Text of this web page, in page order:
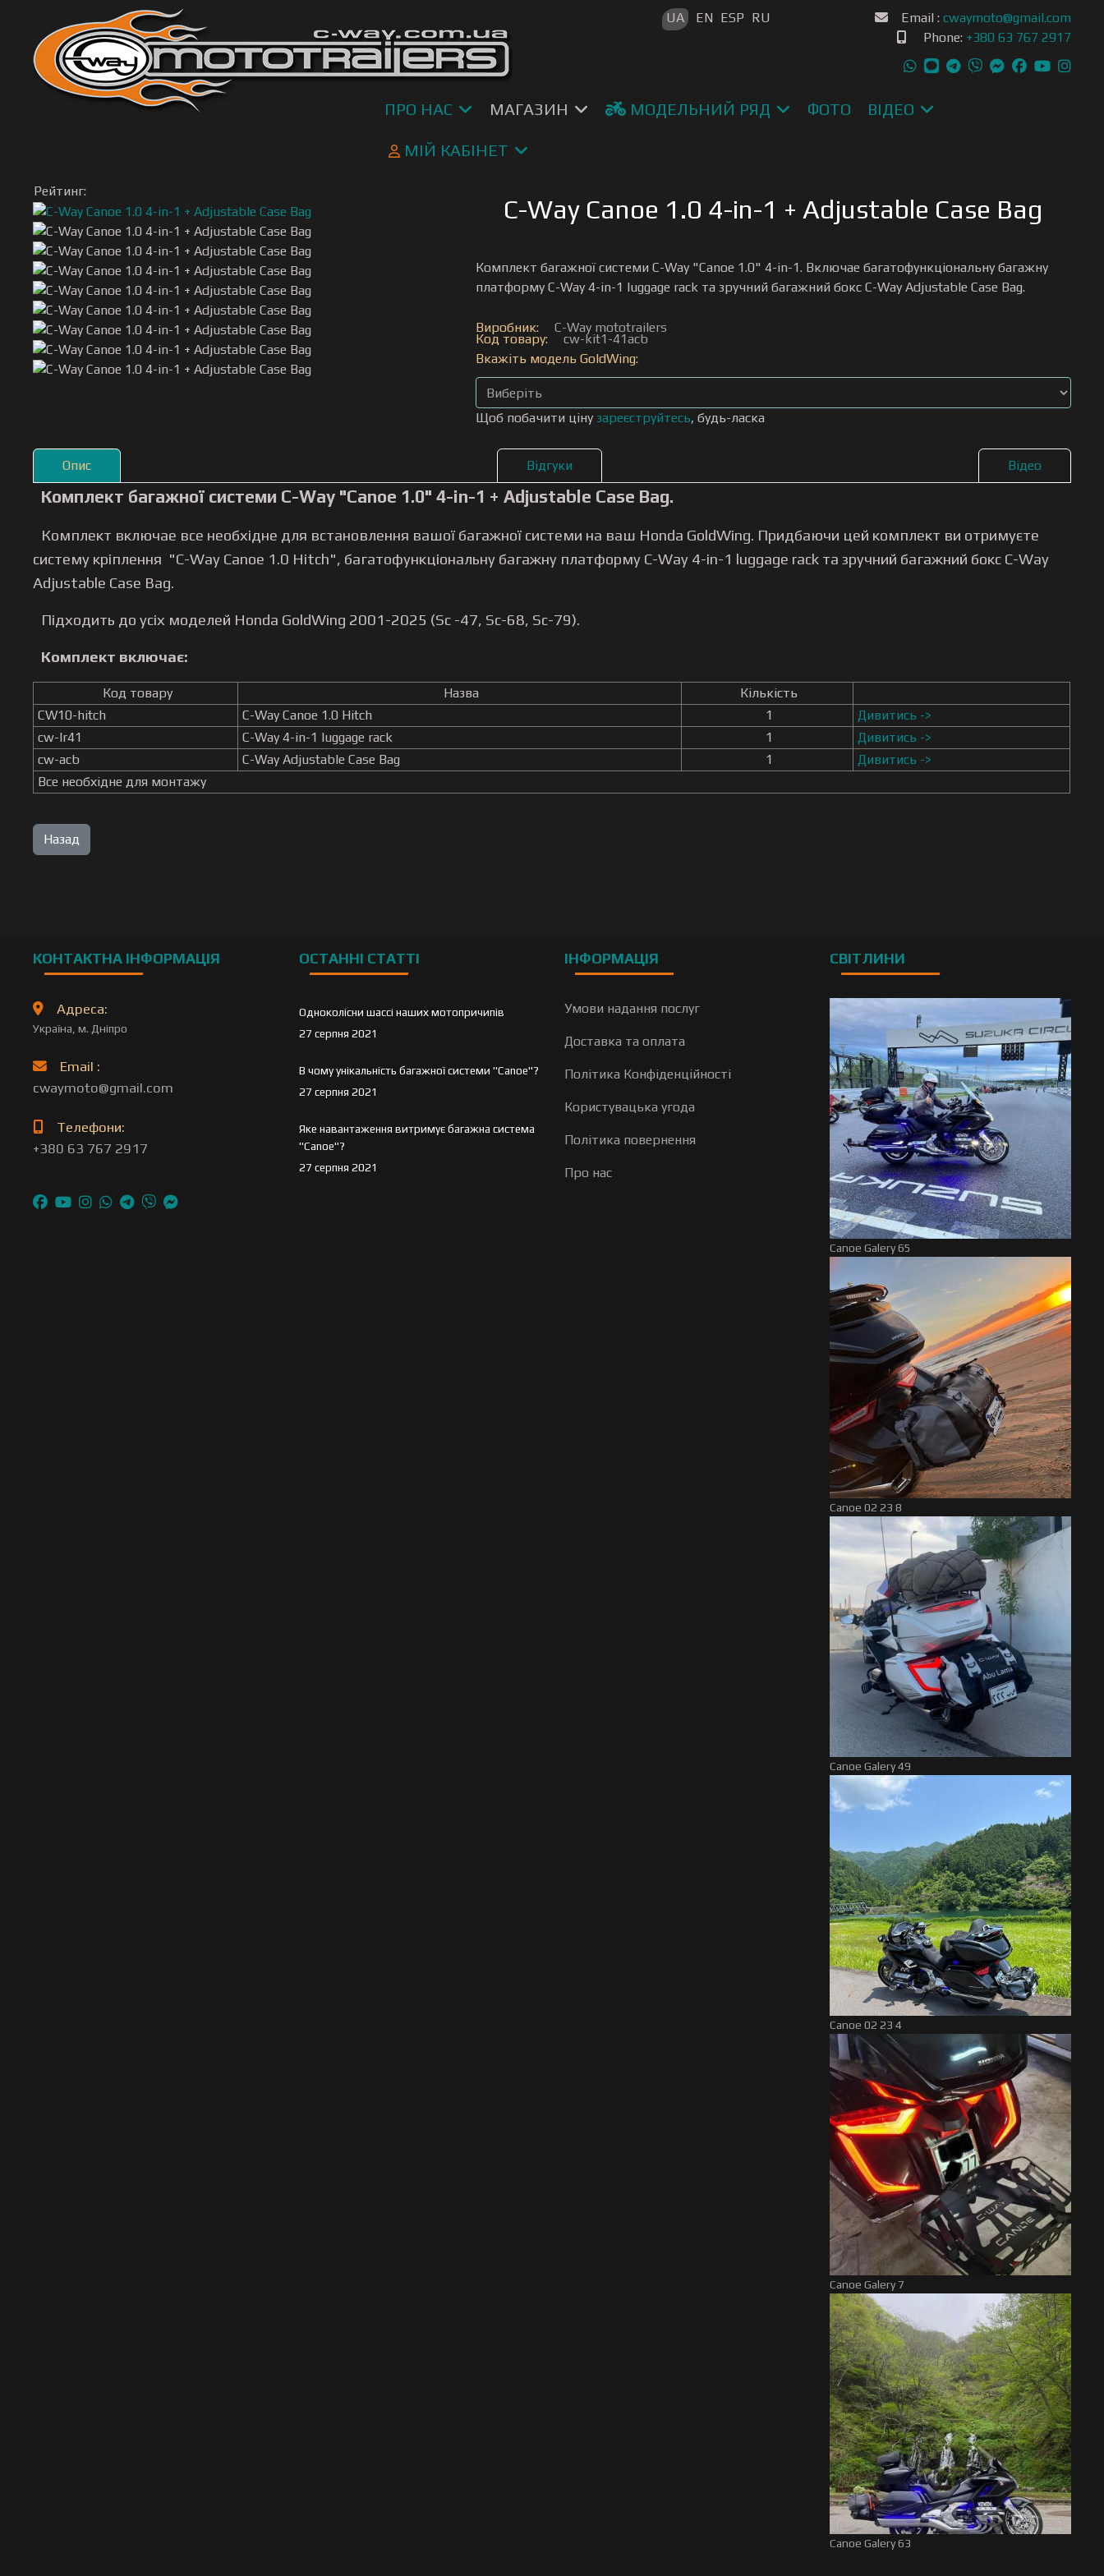
Email : cwaymoto@gmail.com
Phone: +380 63 767 2917
Оберіть свою мову
UA EN ESP RU
ПРО НАС МАГАЗИН МОДЕЛЬНИЙ РЯД ФОТО ВІДЕО
МІЙ КАБІНЕТ
Рейтинг:
C-Way Canoe 1.0 4-in-1 + Adjustable Case Bag
Комплект багажної системи C-Way "Canoe 1.0" 4-in-1. Включае багатофункціональну багажну
платформу C-Way 4-in-1 luggage rack та зручний багажний бокс C-Way Adjustable Case Bag.
Виробник: C-Way mototrailers
Код товару:
cw-kit1-41acb
Вкажіть модель GoldWing:
Щоб побачити цінузареєструйтесь, будь-ласка
Опис Відгуки Відео
Комплект багажної системи C-Way "Canoe 1.0" 4-in-1 + Adjustable Case Bag.
Комплект включае все необхідне для встановлення вашої багажної системи на ваш Honda GoldWing. Придбаючи цей комплект ви отримуєте
систему кріплення "C-Way Canoe 1.0 Hitch", багатофункціональну багажну платформу C-Way 4-in-1 luggage rack та зручний багажний бокс C-Way
Adjustable Case Bag.
Підходить до усіх моделей Honda GoldWing 2001-2025 (Sc -47, Sc-68, Sc-79).
Комплект включає:
Код товару Назва
Кількість
CW10-hitch
C-Way Canoe 1.0 Hitch 1
Дивитись ->
cw-lr41
C-Way 4-in-1 luggage rack 1
Дивитись ->
cw-acb
C-Way Adjustable Case Bag 1
Дивитись ->
Все необхідне для монтажу
КОНТАКТНА ІНФОРМАЦІЯ
Адреса:
Україна, м. Дніпро
Email :
cwaymoto@gmail.com
Телефони:
+380 63 767 2917
ОСТАННІ СТАТТІ
Одноколісни шассі наших мотопричипів
27 серпня 2021
В чому унікальність багажної системи "Canoe"?
27 серпня 2021
Яке навантаження витримує багажна система
"Canoe"?
27 серпня 2021
ІНФОРМАЦІЯ
Умови надання послуг
Доставка та оплата
Політика Конфіденційності
Користувацька угода
Політика повернення
Про нас
СВІТЛИНИ
Canoe Galery 65
Canoe 02 23 8
Canoe Galery 49
Canoe 02 23 4
Canoe Galery 7
Canoe Galery 63